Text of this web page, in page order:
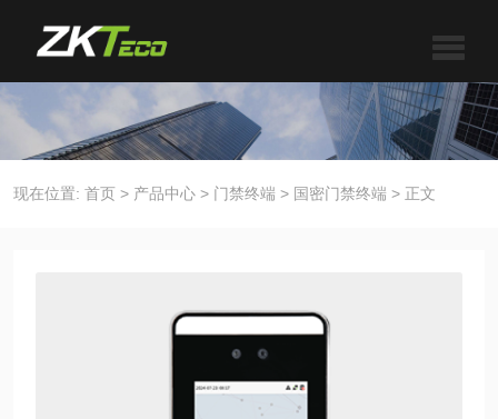
现在位置: 首页 > 产品中心 > 门禁终端 > 国密门禁终端 > 正文